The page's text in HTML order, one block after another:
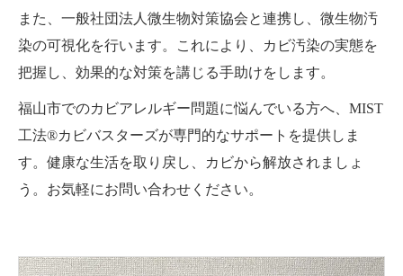
また、一般社団法人微生物対策協会と連携し、微生物汚
染の可視化を行います。これにより、カビ汚染の実態を
把握し、効果的な対策を講じる手助けをします。
福山市でのカビアレルギー問題に悩んでいる方へ、MIST
工法®カビバスターズが専門的なサポートを提供しま
す。健康な生活を取り戻し、カビから解放されましょ
う。お気軽にお問い合わせください。